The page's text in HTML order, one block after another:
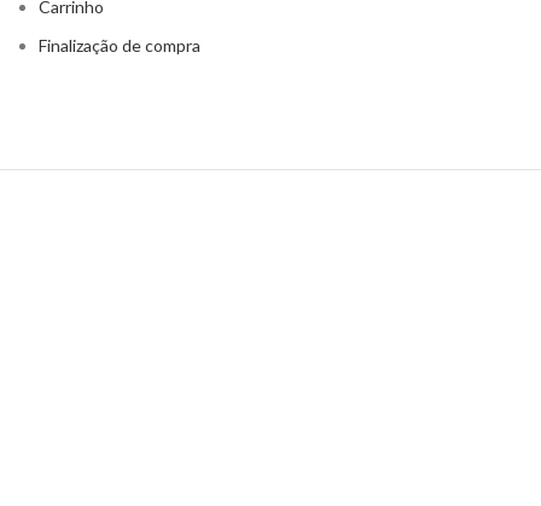
Carrinho
Finalização de compra